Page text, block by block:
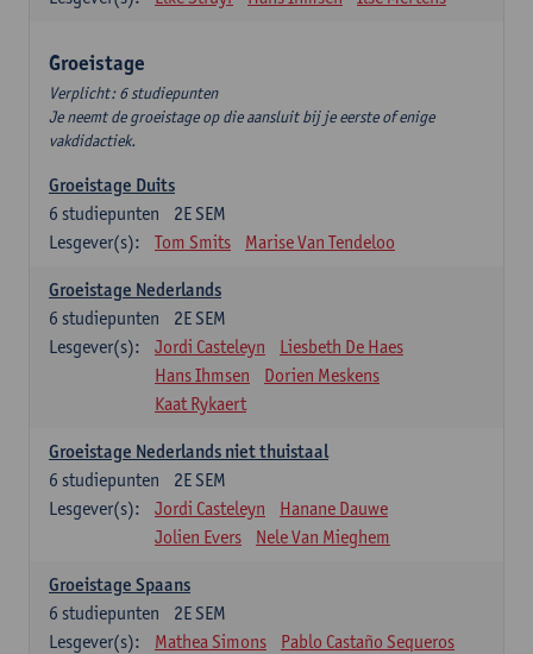
Groeistage
Verplicht: 6 studiepunten
Je neemt de groeistage op die aansluit bij je eerste of enige
vakdidactiek.
Groeistage Duits
2E SEM
6 studiepunten
Lesgever(s):
Tom Smits Marise Van Tendeloo
Groeistage Nederlands
2E SEM
6 studiepunten
Lesgever(s):
Jordi Casteleyn
Liesbeth De Haes
Hans Ihmsen
Dorien Meskens
Kaat Rykaert
Groeistage Nederlands niet thuistaal
2E SEM
6 studiepunten
Lesgever(s):
Jordi Casteleyn
Hanane Dauwe
Jolien Evers
Nele Van Mieghem
Groeistage Spaans
2E SEM
6 studiepunten
Lesgever(s):
Mathea Simons Pablo Castaño Sequeros